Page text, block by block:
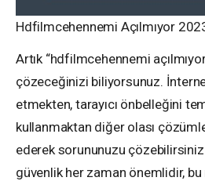
Hdfilmcehennemi Açılmıyor
Artık “hdfilmcehennemi
çözeceğinizi biliyorsunuz.
etmekten, tarayıcı önbelleğini
kullanmaktan diğer olası
ederek sorununuzu
güvenlik her zaman önemlidir,